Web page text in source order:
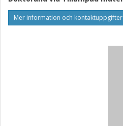
Mer information och kontaktuppgifter